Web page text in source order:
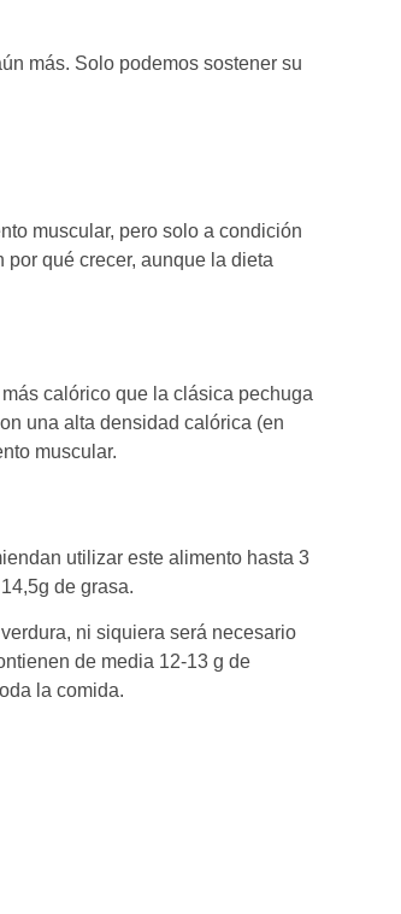
más. Solo podemos sostener su
muscular, pero solo a condición
qué crecer, aunque la dieta
calórico que la clásica pechuga
una alta densidad calórica (en
muscular.
utilizar este alimento hasta 3
de grasa.
ni siquiera será necesario
de media 12-13 g de
la comida.